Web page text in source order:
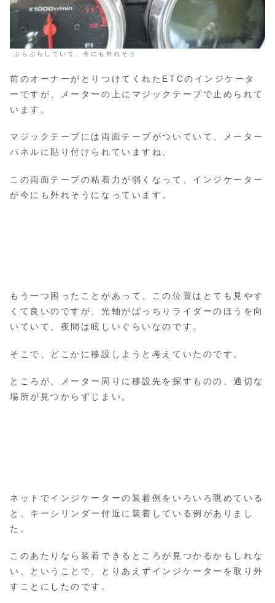
ぶらぶらしていて、今にも外れそう
前のオーナーがとりつけてくれたETCのインジケータ
ーですが、メーターの上にマジックテープで止められて
います。
マジックテープには両面テープがついていて、メーター
パネルに貼り付けられていますね。
この両面テープの粘着力が弱くなって、インジケーター
が今にも外れそうになっています。
もう一つ困ったことがあって、この位置はとても見やす
くて良いのですが、光軸がばっちりライダーのほうを向
いていて、夜間は眩しいぐらいなのです。
そこで、どこかに移設しようと考えていたのです。
ところが、メーター周りに移設先を探すものの、適切な
場所が見つからずじまい。
ネットでインジケーターの装着例をいろいろ眺めている
と、キーシリンダー付近に装着している例がありまし
た。
このあたりなら装着できるところが見つかるかもしれな
い、ということで、とりあえずインジケーターを取り外
すことにしたのです。